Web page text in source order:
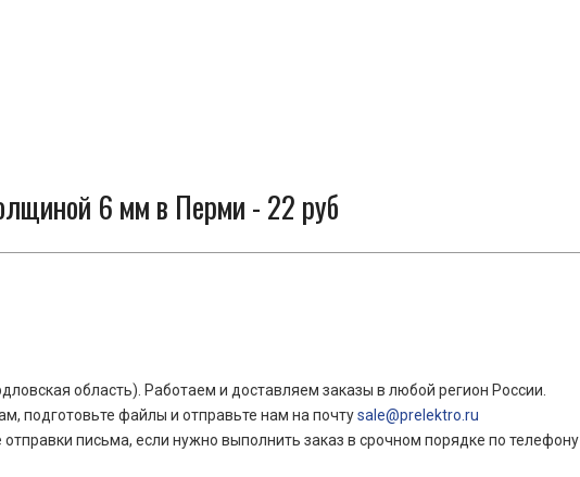
6 мм в Перми - 22 руб
область). Работаем и доставляем заказы в любой регион России.
подготовьте файлы и отправьте нам на почтуsale@prelektro.ru
письма, если нужно выполнить заказ в срочном порядке по телефону